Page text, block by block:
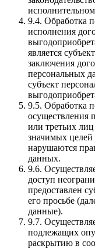
9.4. Обработка
исполнения
является
заключения
персональных
субъект
9.5. Обработка
осуществления
или третьих
значимых
нарушаются
данных.
9.6.
доступ
предоставлен
его просьбе
данные).
9.7.
подлежащих
раскрытию в